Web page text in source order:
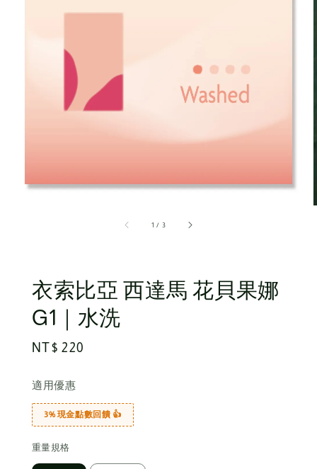
1 / 3
衣索比亞 西達馬 花貝果娜
G1｜水洗
Regular
NT$ 220
適用優惠
3% 現金點數回饋 👍
重量規格